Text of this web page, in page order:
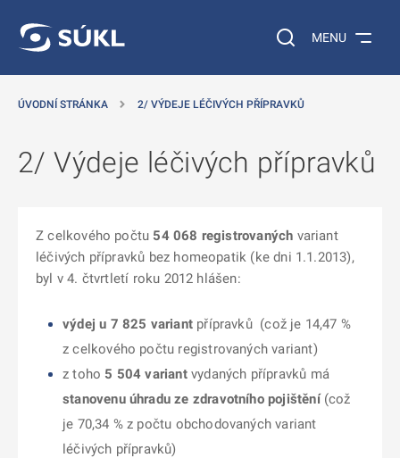
Vyhledávání na
MENU
ÚVODNÍ STRÁNKA 2/ VÝDEJE LÉČIVÝCH PŘÍPRAVKŮ
2/ Výdeje léčivých přípravků
Z celkového počtu 54 068 registrovaných variant
léčivých přípravků bez homeopatik (ke dni 1.1.2013),
byl v 4. čtvrtletí roku 2012 hlášen:
výdej u 7 825 variantpřípravků (což je 14,47 %
z celkového počtu registrovaných variant)
z toho 5 504 variantvydaných přípravků má
stanovenu úhradu ze zdravotního pojištění(což
je 70,34 % z počtu obchodovaných variant
léčivých přípravků)